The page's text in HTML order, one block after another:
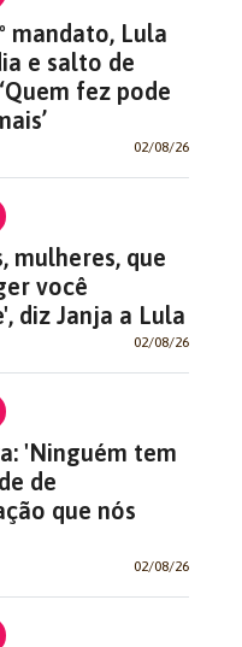
mandato, Lula
e salto de
fez pode
02/08/26
mulheres, que
você
diz Janja a Lula
02/08/26
'Ninguém tem
de
que nós
02/08/26